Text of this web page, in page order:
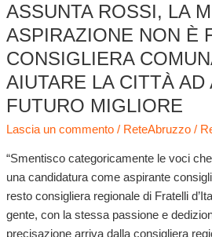
ASSUNTA ROSSI, LA
ASPIRAZIONE NON È
CONSIGLIERA
AIUTARE LA CITTÀ AD
FUTURO MIGLIORE
Lascia un commento / ReteAbruzzo/
“Smentisco categoricamente le voci
una candidatura come aspirante
resto consigliera regionale di Fratelli
gente, con la stessa passione e
precisazione arriva dalla consigliera
comunale
ma
aiutare
città
ad
avere
futuro
migliore